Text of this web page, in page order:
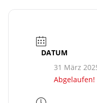
DATUM
31 März
Abgelaufen!